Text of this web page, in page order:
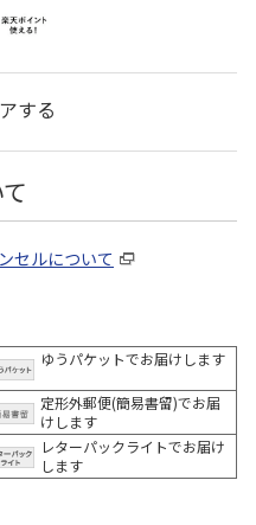
する
セルについて
ゆうパケットでお届けします
定形外郵便(簡易書留)でお届
けします
レターパックライトでお届け
します